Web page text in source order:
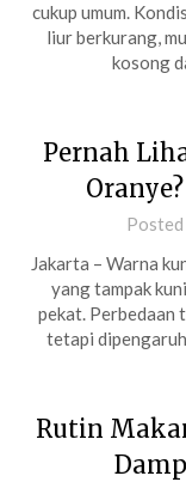
cukup umum.
liur berkurang,
kosong
Pernah
Posted
Jakarta – Warna
yang tampak
pekat. Perbedaan
tetapi
Rutin